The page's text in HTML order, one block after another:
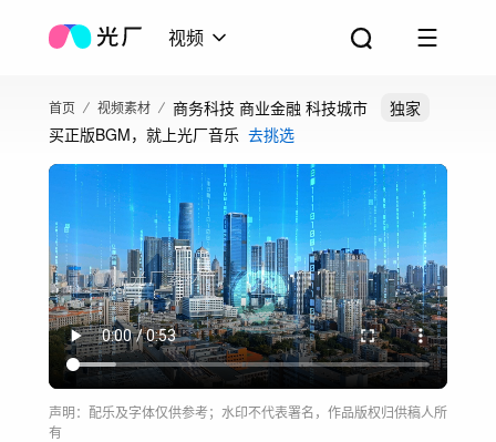
视频
首页 视频素材 商务科技 商业金融 科技城市
独家
买正版BGM，就上光厂音乐 去挑选
声明：配乐及字体仅供参考；水印不代表署名，作品版权归供稿人所
有